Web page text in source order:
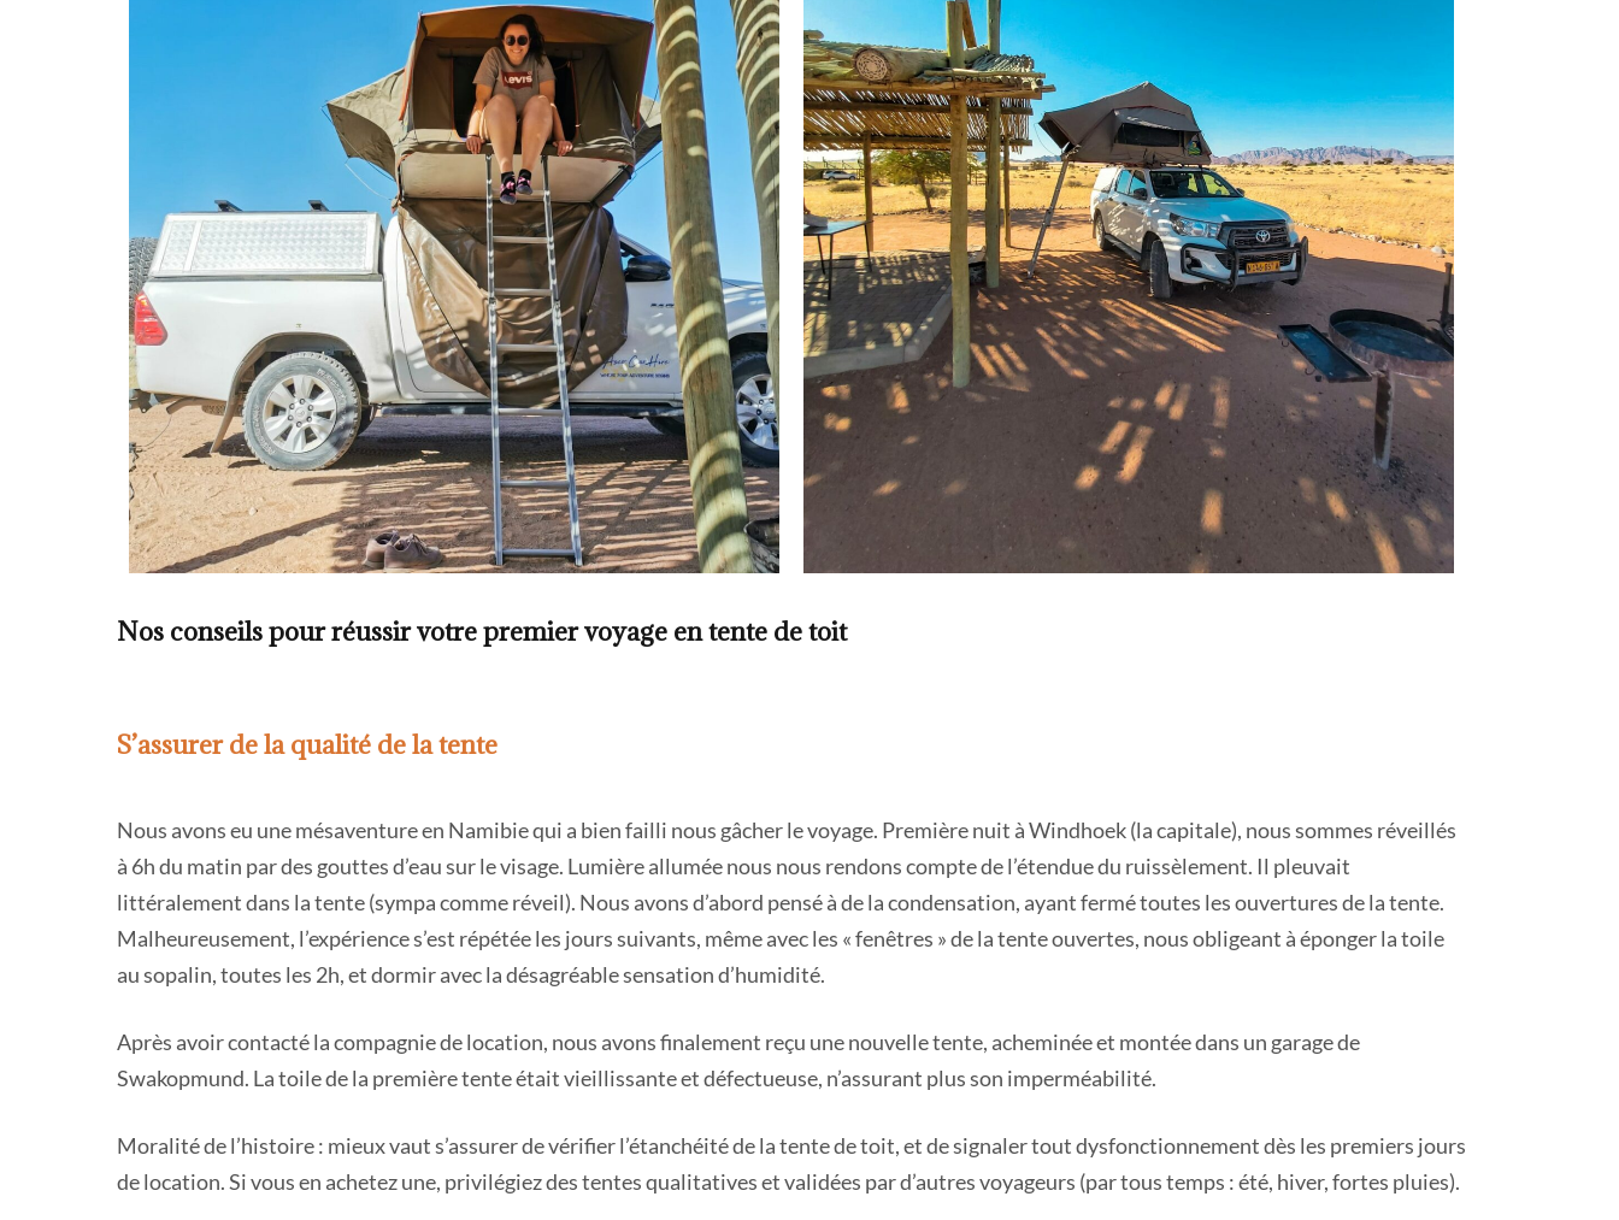
Nos conseils pour réussir votre premier voyage en tente de toit
S’assurer de la qualité de la tente
Nous avons eu une mésaventure en Namibie qui a bien failli nous gâcher le voyage. Première nuit à Windhoek (la capitale), nous sommes réveillés
à 6h du matin par des gouttes d’eau sur le visage. Lumière allumée nous nous rendons compte de l’étendue du ruissèlement. Il pleuvait
littéralement dans la tente (sympa comme réveil). Nous avons d’abord pensé à de la condensation, ayant fermé toutes les ouvertures de la tente.
Malheureusement, l’expérience s’est répétée les jours suivants, même avec les « fenêtres » de la tente ouvertes, nous obligeant à éponger la toile
au sopalin, toutes les 2h, et dormir avec la désagréable sensation d’humidité.
Après avoir contacté la compagnie de location, nous avons finalement reçu une nouvelle tente, acheminée et montée dans un garage de
Swakopmund. La toile de la première tente était vieillissante et défectueuse, n’assurant plus son imperméabilité.
Moralité de l’histoire : mieux vaut s’assurer de vérifier l’étanchéité de la tente de toit, et de signaler tout dysfonctionnement dès les premiers jours
de location. Si vous en achetez une, privilégiez des tentes qualitatives et validées par d’autres voyageurs (par tous temps : été, hiver, fortes pluies).